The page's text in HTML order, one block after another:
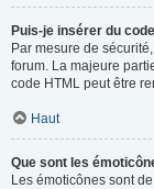
Puis-je insérer du
Par mesure de
forum. La majeure
code HTML peut être
Haut
Que sont les
Les émoticônes sont